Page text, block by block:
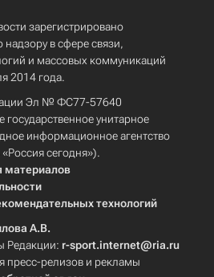
зарегистрировано
в сфере связи,
и массовых коммуникаций
2014 года.
Эл № ФС77-57640
унитарное
информационное агентство
сегодня»).
материалов
технологий
А.В.
Редакции: r-sport.internet@ria.ru
пресс-релизов и рекламы